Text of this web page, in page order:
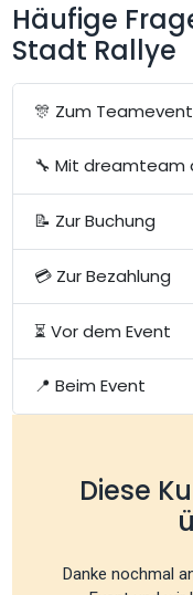
Häufige
Stadt Rallye
🎊 Zum
🔧 Mit dreamteam
📝 Zur Buchung
💳 Zur Bezahlung
⏳ Vor dem Event
📍 Beim Event
Diese
Danke nochmal